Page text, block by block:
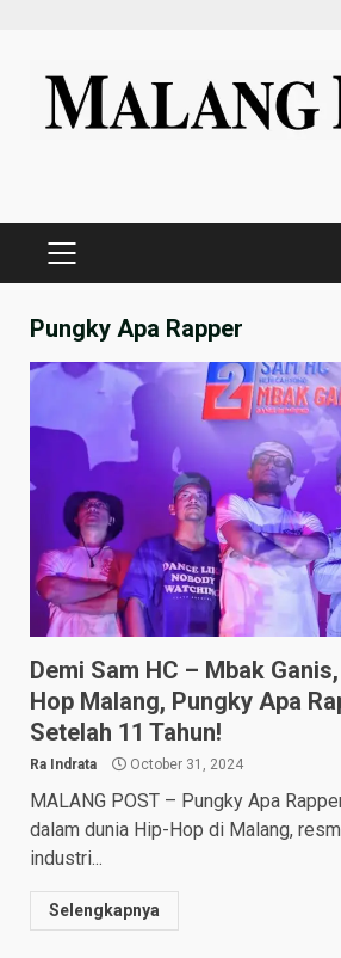
content
PRIMARY
Pungky Apa Rapper
Demi Sam HC – Mbak
Hop Malang, Pungky Apa
Setelah 11 Tahun!
Ra Indrata October 31, 2024
MALANG POST – Pungky Apa
dalam dunia Hip-Hop di Malang,
industri...
Selengkapnya